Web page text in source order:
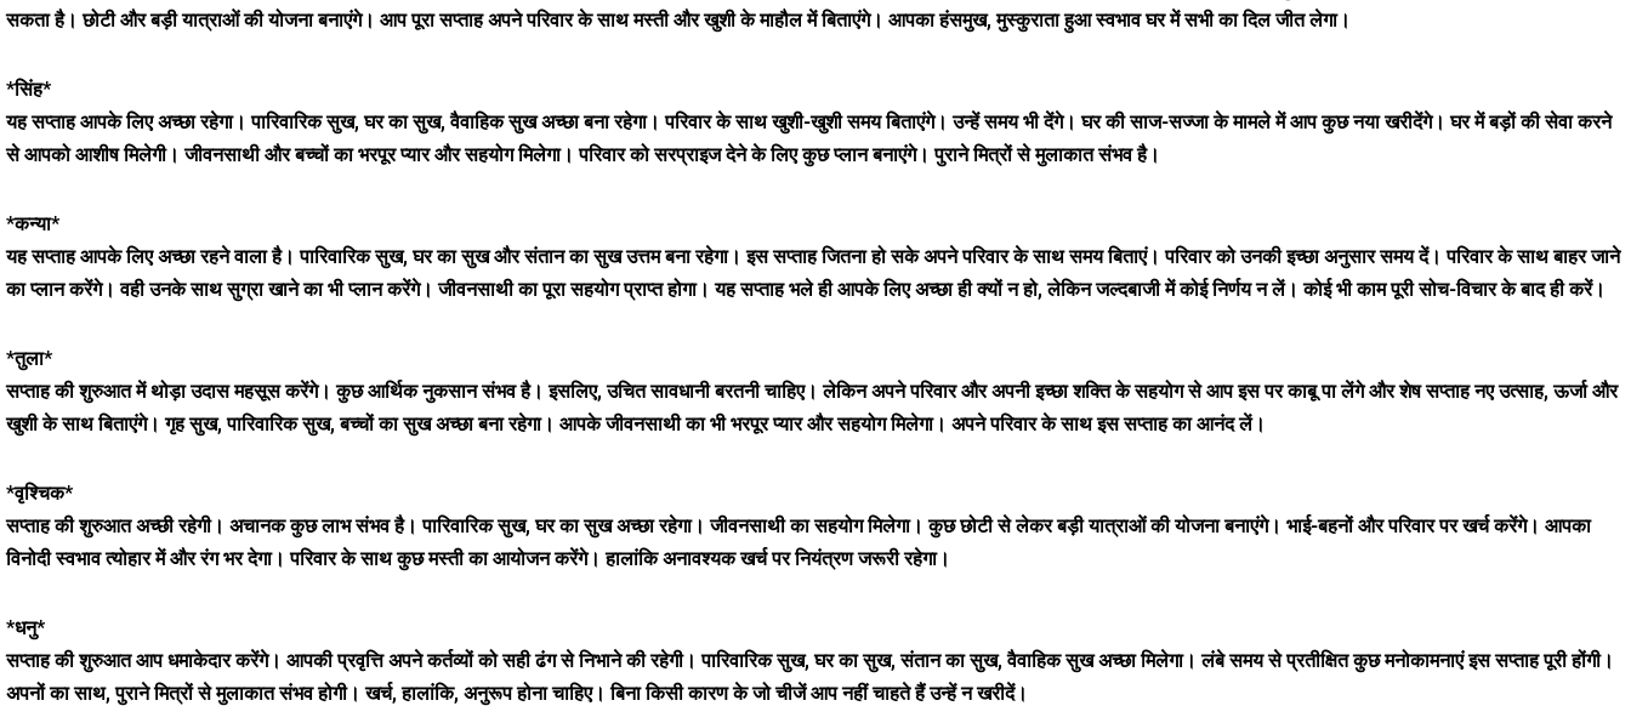
सकता है। छोटी और बड़ी यात्राओं की योजना बनाएंगे। आप पूरा सप्ताह अपने परिवार के साथ मस्ती और खुशी के माहौल में बिताएंगे। आपका हंसमुख, मुस्कुराता हुआ स्वभाव घर में सभी का दिल जीत लेगा।
*सिंह*
यह सप्ताह आपके लिए अच्छा रहेगा। पारिवारिक सुख, घर का सुख, वैवाहिक सुख अच्छा बना रहेगा। परिवार के साथ खुशी-खुशी समय बिताएंगे। उन्हें समय भी देंगे। घर की साज-सज्जा के मामले में आप कुछ नया खरीदेंगे। घर में बड़ों की सेवा करने
से आपको आशीष मिलेगी। जीवनसाथी और बच्चों का भरपूर प्यार और सहयोग मिलेगा। परिवार को सरप्राइज देने के लिए कुछ प्लान बनाएंगे। पुराने मित्रों से मुलाकात संभव है।
*कन्या*
यह सप्ताह आपके लिए अच्छा रहने वाला है। पारिवारिक सुख, घर का सुख और संतान का सुख उत्तम बना रहेगा। इस सप्ताह जितना हो सके अपने परिवार के साथ समय बिताएं। परिवार को उनकी इच्छा अनुसार समय दें। परिवार के साथ बाहर जाने
का प्लान करेंगे। वही उनके साथ सुग्रा खाने का भी प्लान करेंगे। जीवनसाथी का पूरा सहयोग प्राप्त होगा। यह सप्ताह भले ही आपके लिए अच्छा ही क्यों न हो, लेकिन जल्दबाजी में कोई निर्णय न लें। कोई भी काम पूरी सोच-विचार के बाद ही करें।
*तुला*
सप्ताह की शुरुआत में थोड़ा उदास महसूस करेंगे। कुछ आर्थिक नुकसान संभव है। इसलिए, उचित सावधानी बरतनी चाहिए। लेकिन अपने परिवार और अपनी इच्छा शक्ति के सहयोग से आप इस पर काबू पा लेंगे और शेष सप्ताह नए उत्साह, ऊर्जा और
खुशी के साथ बिताएंगे। गृह सुख, पारिवारिक सुख, बच्चों का सुख अच्छा बना रहेगा। आपके जीवनसाथी का भी भरपूर प्यार और सहयोग मिलेगा। अपने परिवार के साथ इस सप्ताह का आनंद लें।
*वृश्चिक*
सप्ताह की शुरुआत अच्छी रहेगी। अचानक कुछ लाभ संभव है। पारिवारिक सुख, घर का सुख अच्छा रहेगा। जीवनसाथी का सहयोग मिलेगा। कुछ छोटी से लेकर बड़ी यात्राओं की योजना बनाएंगे। भाई-बहनों और परिवार पर खर्च करेंगे। आपका
विनोदी स्वभाव त्योहार में और रंग भर देगा। परिवार के साथ कुछ मस्ती का आयोजन करेंगे। हालांकि अनावश्यक खर्च पर नियंत्रण जरूरी रहेगा।
*धनु*
सप्ताह की शुरुआत आप धमाकेदार करेंगे। आपकी प्रवृत्ति अपने कर्तव्यों को सही ढंग से निभाने की रहेगी। पारिवारिक सुख, घर का सुख, संतान का सुख, वैवाहिक सुख अच्छा मिलेगा। लंबे समय से प्रतीक्षित कुछ मनोकामनाएं इस सप्ताह पूरी होंगी।
अपनों का साथ, पुराने मित्रों से मुलाकात संभव होगी। खर्च, हालांकि, अनुरूप होना चाहिए। बिना किसी कारण के जो चीजें आप नहीं चाहते हैं उन्हें न खरीदें।